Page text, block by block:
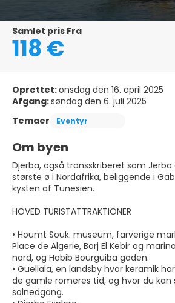
Samlet pris Fra
118 €
Oprettet:onsdag den 16. april 2025
Afgang:søndag den 6. juli 2025
Temaer
Eventyr
Om byen
Djerba, også transskriberet som Jerba
største ø i Nordafrika, beliggende i
kysten af Tunesien.
HOVED TURISTATTRAKTIONER
• Houmt Souk: museum, farverige
Place de Algerie, Borj El Kebir og
nord, og Habib Bourguiba gaden.
• Guellala, en landsby hvor keramik
de gamle romeres tid, og hvor du kan
solnedgang.